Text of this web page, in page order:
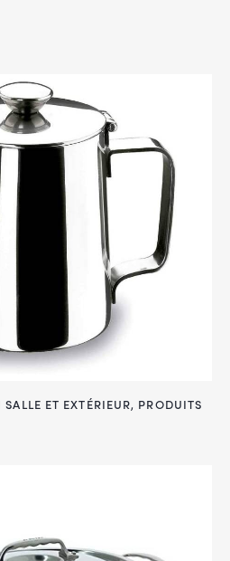
SALLE ET EXTÉRIEUR, PRODUITS